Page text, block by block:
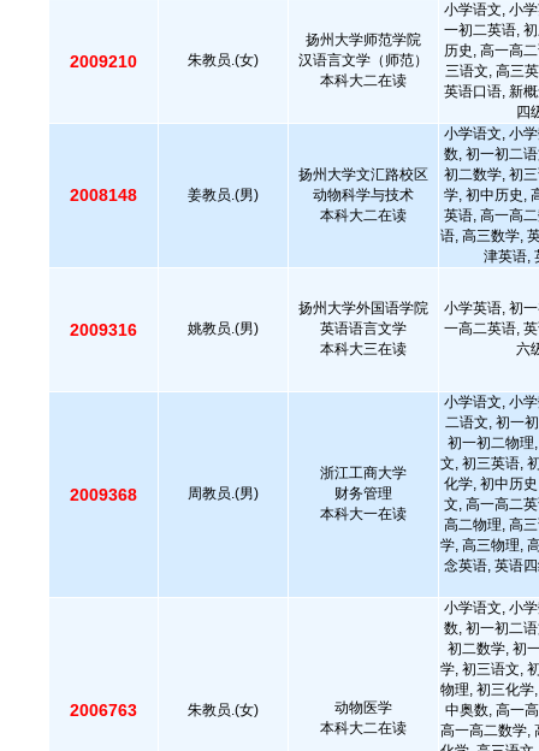
2009210 朱教员.(女)
扬州大学师范学院
汉语言文学（师范）
本科大二在读
小学语文, 小
一初二英语,
历史, 高一高
三语文, 高三
英语口语, 新
四
2008148 姜教员.(男)
扬州大学文汇路校区
动物科学与技术
本科大二在读
小学语文, 小
数, 初一初二
初二数学, 初
学, 初中历史,
英语, 高一高
语, 高三数学,
津英语,
2009316 姚教员.(男)
扬州大学外国语学院
英语语言文学
本科大三在读
小学英语, 初
一高二英语,
六
2009368 周教员.(男)
浙江工商大学
财务管理
本科大一在读
小学语文, 小
二语文, 初一
初一初二物理
文, 初三英语,
化学, 初中历
文, 高一高二
高二物理, 高
学, 高三物理,
念英语, 英语
2006763 朱教员.(女)
动物医学
本科大二在读
小学语文, 小
数, 初一初二
初二数学, 初
学, 初三语文,
物理, 初三化学
中奥数, 高一
高一高二数学,